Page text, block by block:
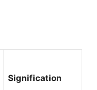
Signification